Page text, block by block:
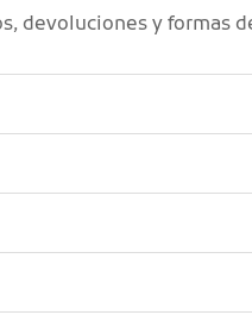
devoluciones y formas